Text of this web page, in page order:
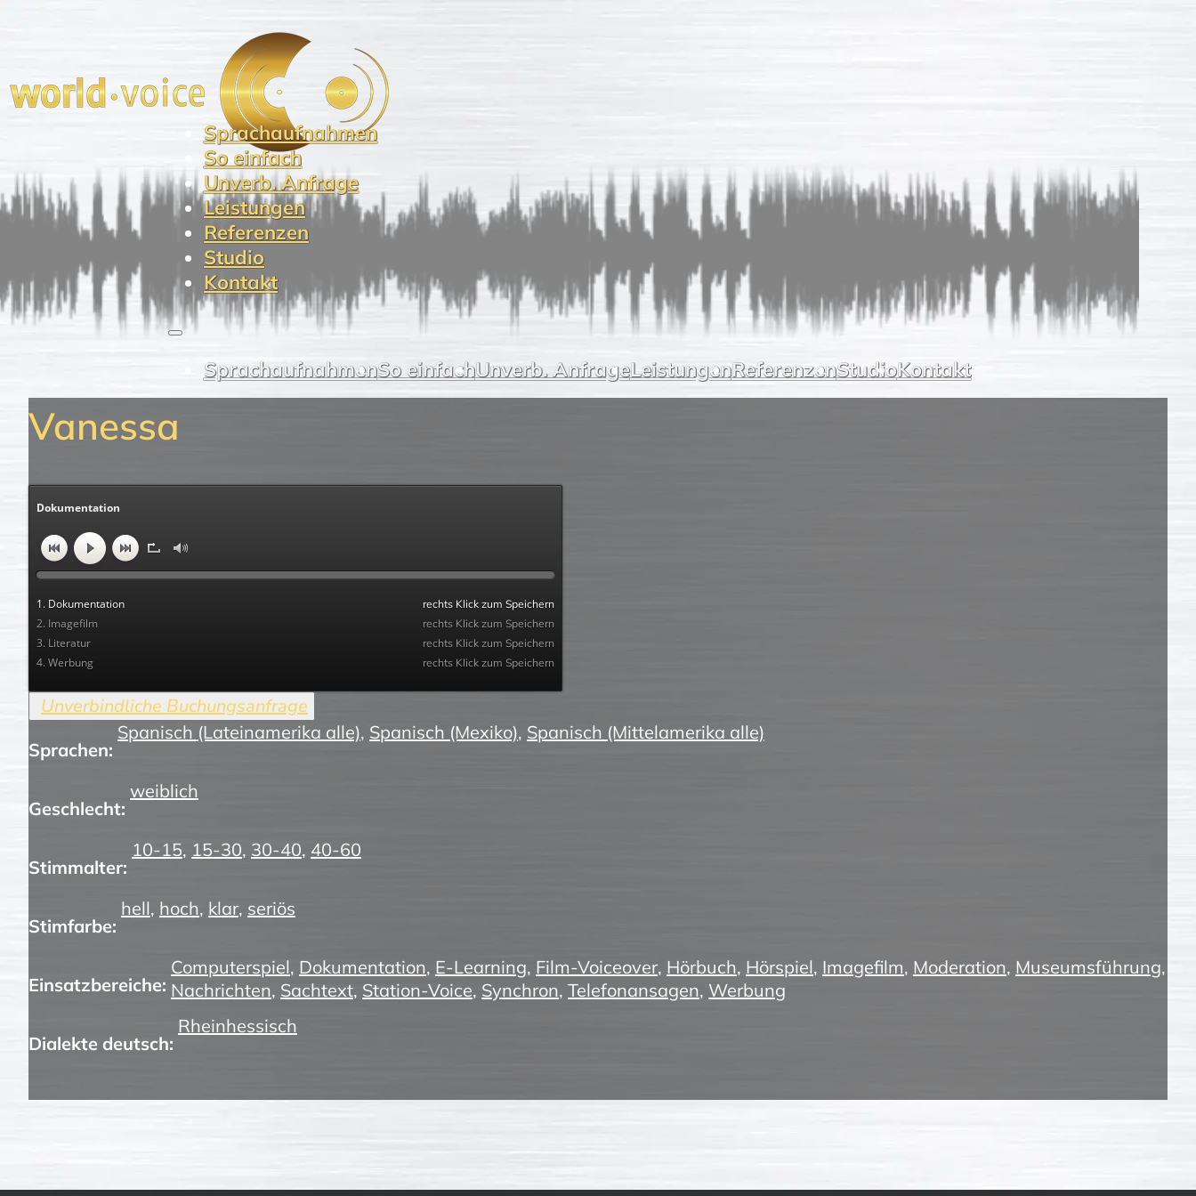
Sprachaufnahmen
So einfach
Unverb. Anfrage
Leistungen
Referenzen
Studio
Kontakt
SprachaufnahmenSo einfachUnverb. AnfrageLeistungenReferenzenStudioKontakt
Kontakt
Vanessa
Dokumentation
1. Dokumentation rechts Klick zum Speichern
2. Imagefilm rechts Klick zum Speichern
3. Literatur rechts Klick zum Speichern
4. Werbung rechts Klick zum Speichern
Sprachen:
Spanisch (Lateinamerika alle), Spanisch (Mexiko), Spanisch (Mittelamerika alle)
Geschlecht:
weiblich
Stimmalter:
10-15, 15-30, 30-40, 40-60
Stimfarbe:
hell, hoch, klar, seriös
Einsatzbereiche:
Computerspiel, Dokumentation, E-Learning, Film-Voiceover, Hörbuch, Hörspiel, Imagefilm, Moderation, Museumsführung,
Nachrichten, Sachtext, Station-Voice, Synchron, Telefonansagen, Werbung
Dialekte deutsch:
Rheinhessisch